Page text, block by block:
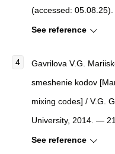
(accessed: 05.08.25).
See reference
Gavrilova V.G.
smeshenie kodov
mixing codes] / V.G.
University, 2014. —
See reference